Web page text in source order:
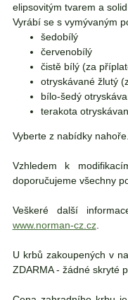
elipsovitým tvarem a
Vyrábí se s vymývaným
šedobílý
červenobílý
čistě bílý (za
otryskávané žlutý
bílo-šedý
terakota
Vyberte z nabídky nahoře.
Vzhledem k
doporučujeme všechny
Veškeré další
www.norman-cz.cz.
U krbů zakoupených v
ZDARMA - žádné skryté